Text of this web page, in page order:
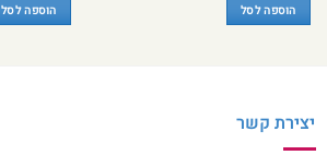
הוספה לסל הוספה לסל
יצירת קשר